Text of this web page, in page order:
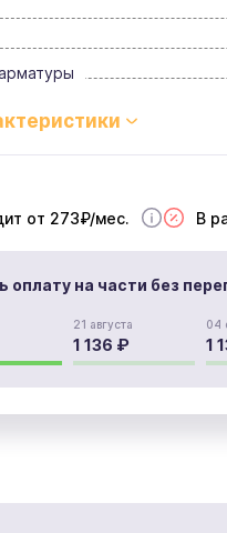
от 273₽/мес. В
оплату на части без
21 августа
1 136 ₽
04
1